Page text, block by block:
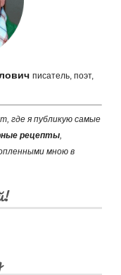
писатель, поэт,
где я публикую самые
рецепты
мною в